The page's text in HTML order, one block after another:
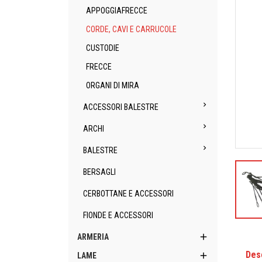
APPOGGIAFRECCE
CORDE, CAVI E CARRUCOLE
CUSTODIE
FRECCE
ORGANI DI MIRA
ACCESSORI BALESTRE 
ARCHI 
BALESTRE 
BERSAGLI
CERBOTTANE E ACCESSORI
FIONDE E ACCESSORI
ARMERIA 
LAME 